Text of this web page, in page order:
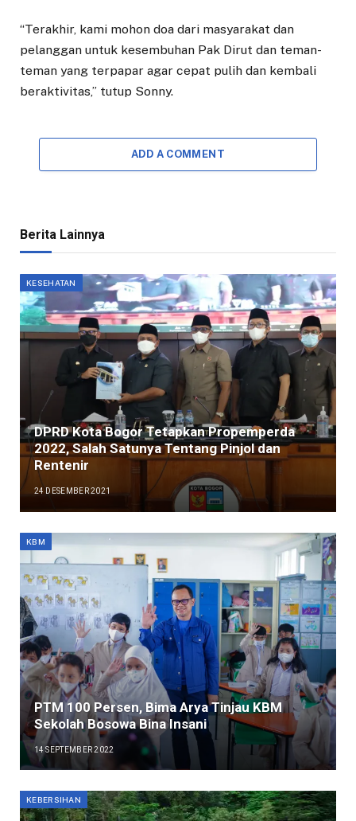
“Terakhir, kami mohon doa dari masyarakat dan
pelanggan untuk kesembuhan Pak Dirut dan teman-
teman yang terpapar agar cepat pulih dan kembali
beraktivitas,” tutup Sonny.
ADD A COMMENT
Berita Lainnya
KESEHATAN
DPRD Kota Bogor Tetapkan Propemperda
2022, Salah Satunya Tentang Pinjol dan
Rentenir
24 DESEMBER 2021
KBM
PTM 100 Persen, Bima Arya Tinjau KBM
Sekolah Bosowa Bina Insani
14 SEPTEMBER 2022
KEBERSIHAN